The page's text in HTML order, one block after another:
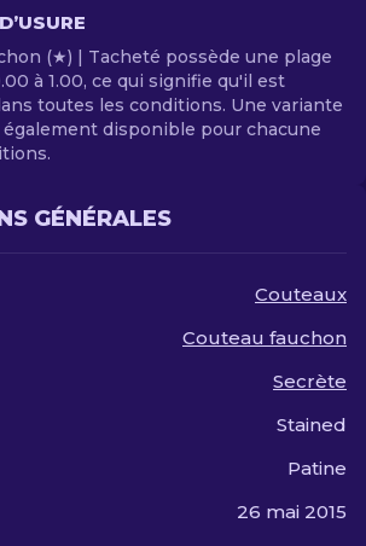
(★) | Tacheté possède une plage
à 1.00, ce qui signifie qu'il est
toutes les conditions. Une variante
disponible pour chacune
GÉNÉRALES
Couteaux
Couteau fauchon
Secrète
Stained
Patine
26 mai 2015